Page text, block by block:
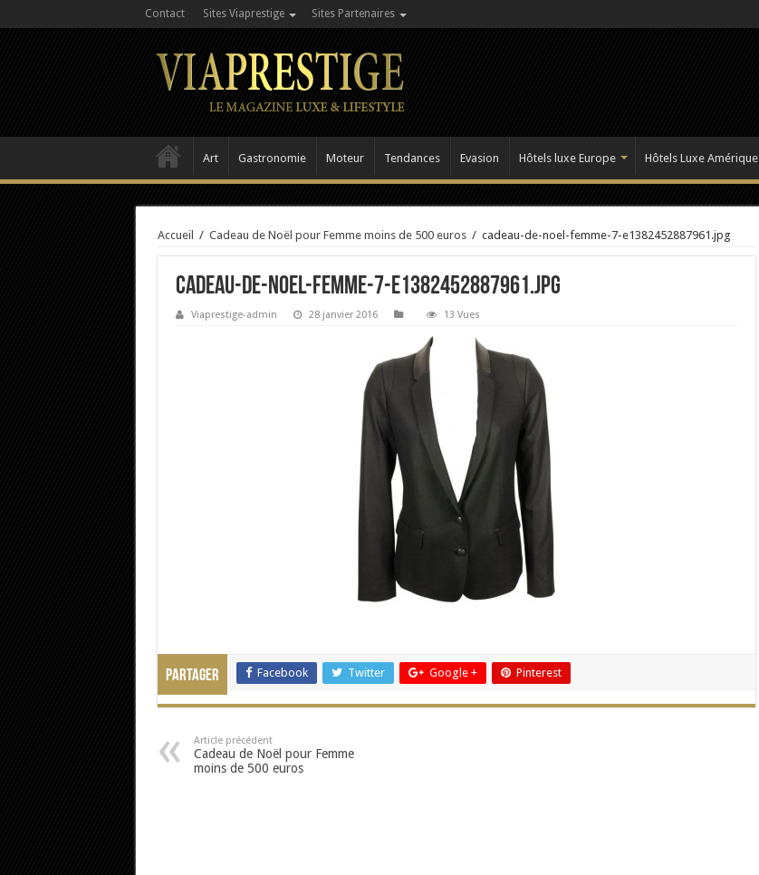
Contact Sites Viaprestige Sites Partenaires
Art Gastronomie Moteur Tendances Evasion Hôtels luxe Europe Hôtels Luxe Amérique
Accueil / Cadeau de Noël pour Femme moins de 500 euros / cadeau-de-noel-femme-7-e1382452887961.jpg
cadeau-de-noel-femme-7-e1382452887961.jpg
Viaprestige-admin 28 janvier 2016 13 Vues
Partager Facebook Twitter Google + Pinterest
Article précédent
Cadeau de Noël pour Femme
moins de 500 euros